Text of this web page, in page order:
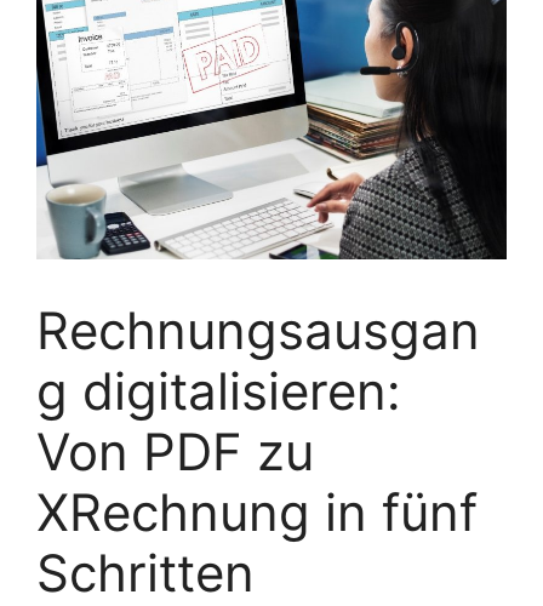
Rechnungsausgan
g digitalisieren:
Von PDF zu
XRechnung in fünf
Schritten